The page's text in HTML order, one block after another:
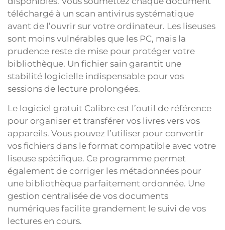
téléchargé à un scan antivirus systématique
avant de l’ouvrir sur votre ordinateur. Les liseuses
sont moins vulnérables que les PC, mais la
prudence reste de mise pour protéger votre
bibliothèque. Un fichier sain garantit une
stabilité logicielle indispensable pour vos
sessions de lecture prolongées.
Le logiciel gratuit Calibre est l’outil de référence
pour organiser et transférer vos livres vers vos
appareils. Vous pouvez l’utiliser pour convertir
vos fichiers dans le format compatible avec votre
liseuse spécifique. Ce programme permet
également de corriger les métadonnées pour
une bibliothèque parfaitement ordonnée. Une
gestion centralisée de vos documents
numériques facilite grandement le suivi de vos
lectures en cours.